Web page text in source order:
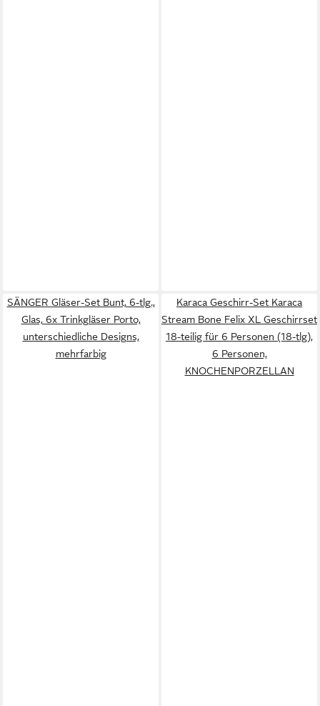
SÄNGER Gläser-Set Bunt, 6-tlg.,
Glas, 6x Trinkgläser Porto,
unterschiedliche Designs,
mehrfarbig
Karaca Geschirr-Set Karaca
Stream Bone Felix XL Geschirrset
18-teilig für 6 Personen (18-tlg),
6 Personen,
KNOCHENPORZELLAN